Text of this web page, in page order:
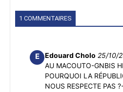
1 COMMENTAIRES
E Edouard Cholo 25/10/
AU MACOUTO-GNBIS
POURQUOI LA
NOUS RESPECTE PAS